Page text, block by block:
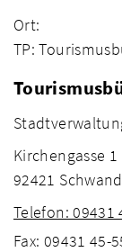
Ort:
TP:
Kirchengasse 1
92421
Telefon: 09431
Fax: 09431 45-